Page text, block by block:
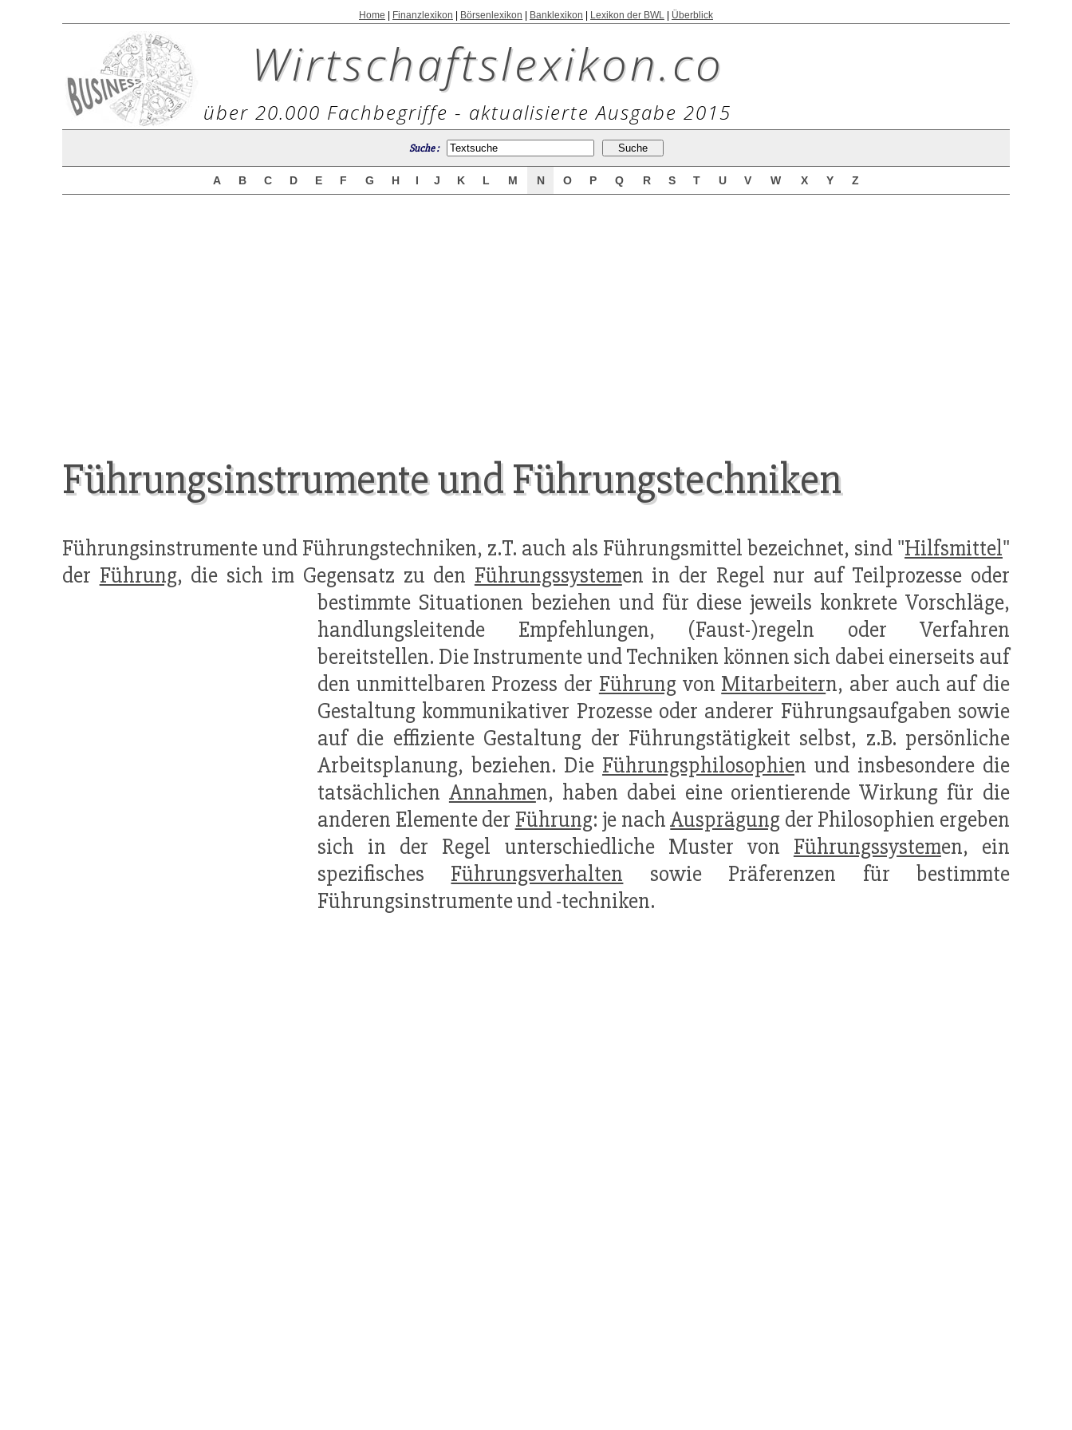
Home Finanzlexikon Börsenlexikon Banklexikon Lexikon der BWL Überblick
Wirtschaftslexikon.co
über 20.000 Fachbegriffe - aktualisierte Ausgabe 2015
Suche :
A B C D E F G H I J K L M N O P Q R S T U V W X Y Z
Führungsinstrumente und Führungstechniken
Führungsinstrumente und Führungstechniken, z.T. auch als Führungsmittel bezeichnet, sind "Hilfsmittel"
der Führung, die sich im Gegensatz zu den Führungssystemen in der Regel nur auf Teilprozesse oder
bestimmte Situationen beziehen und für diese jeweils konkrete Vorschläge,
handlungsleitende Empfehlungen, (Faust-)regeln oder Verfahren
bereitstellen. Die Instrumente und Techniken können sich dabei einerseits auf
den unmittelbaren Prozess der Führungvon Mitarbeitern, aber auch auf die
Gestaltung kommunikativer Prozesse oder anderer Führungsaufgaben sowie
auf die effiziente Gestaltung der Führungstätigkeit selbst, z.B. persönliche
Arbeitsplanung, beziehen. Die Führungsphilosophien und insbesondere die
tatsächlichen Annahmen, haben dabei eine orientierende Wirkung für die
anderen Elemente der Führung: je nachAusprägung der Philosophien ergeben
sich in der Regel unterschiedliche Muster von Führungssystemen, ein
spezifisches Führungsverhalten sowie Präferenzen für bestimmte
Führungsinstrumente und -techniken.